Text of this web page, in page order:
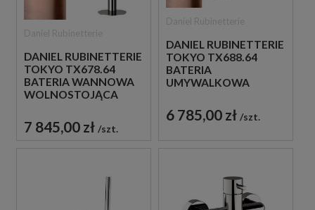
DANIEL RUBINETTERIE
TOKYO TX678.64
BATERIA WANNOWA
WOLNOSTOJĄCA
7 845,00 zł szt.
DANIEL RUBINETTERIE
TOKYO TX688.64
BATERIA
UMYWALKOWA
MIEDZIANA
6 785,00 zł szt.